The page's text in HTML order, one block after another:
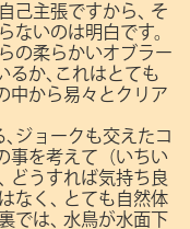
己主張ですから､
そ
ないのは明白です。
の柔らかいオブラー
るか､これはとても
中から易々とクリア
ジョークも交えたコ
事を考えて（いちい
どうすれば気持ち良
なく､
とても自然体
では､
水鳥が水面下